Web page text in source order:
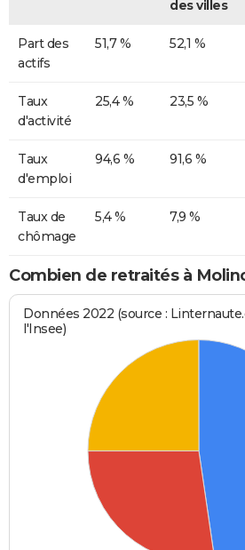
des villes
Part des
actifs
51,7 % 52,1 %
Taux
d'activité
25,4 % 23,5 %
Taux
d'emploi
94,6 % 91,6 %
Taux de
chômage
5,4 % 7,9 %
Combien de retraités à
Données 2022 (source :
l'Insee)